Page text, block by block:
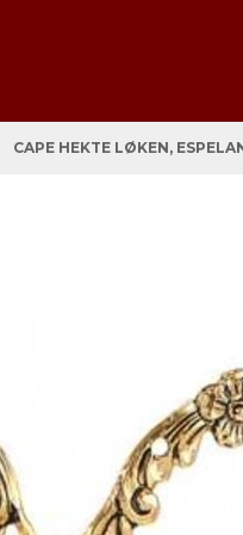
CAPE HEKTE LØKEN,